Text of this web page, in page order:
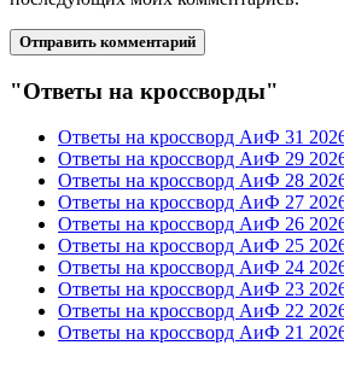
"Ответы на кроссворды"
Ответы на кроссворд АиФ 31
Ответы на кроссворд АиФ 29
Ответы на кроссворд АиФ 28
Ответы на кроссворд АиФ 27
Ответы на кроссворд АиФ 26
Ответы на кроссворд АиФ 25
Ответы на кроссворд АиФ 24
Ответы на кроссворд АиФ 23
Ответы на кроссворд АиФ 22
Ответы на кроссворд АиФ 21